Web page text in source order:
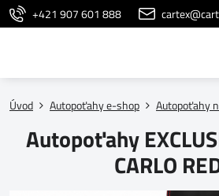
+421 907 601 888
Úvod Autopoťahy e-shop Autopoťahy
Autopoťahy
CARLO